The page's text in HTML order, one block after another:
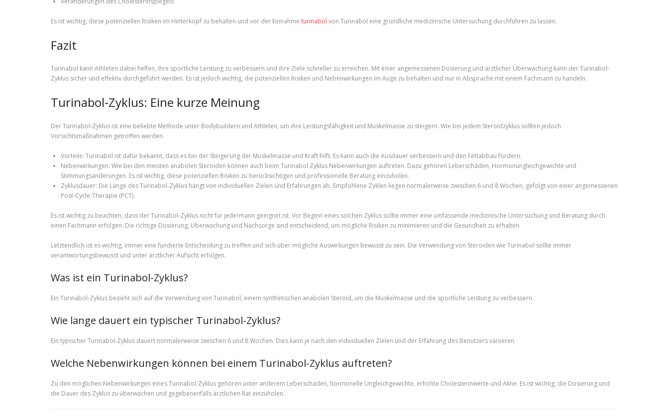
Es ist wichtig, diese potenziellen Risiken im Hinterkopf zu behalten und vor der Einnahme turinabol von Turinabol eine gründliche medizinische Untersuchung durchführen zu lassen.
Fazit
Turinabol kann Athleten dabei helfen, ihre sportliche Leistung zu verbessern und ihre Ziele schneller zu erreichen. Mit einer angemessenen Dosierung und ärztlicher Überwachung kann der Turinabol-
Zyklus sicher und effektiv durchgeführt werden. Es ist jedoch wichtig, die potenziellen Risiken und Nebenwirkungen im Auge zu behalten und nur in Absprache mit einem Fachmann zu handeln.
Turinabol-Zyklus: Eine kurze Meinung
Der Turinabol-Zyklus ist eine beliebte Methode unter Bodybuildern und Athleten, um ihre Leistungsfähigkeit und Muskelmasse zu steigern. Wie bei jedem Steroidzyklus sollten jedoch
Vorsichtsmaßnahmen getroffen werden.
Vorteile: Turinabol ist dafür bekannt, dass es bei der Steigerung der Muskelmasse und Kraft hilft. Es kann auch die Ausdauer verbessern und den Fettabbau fördern.
Nebenwirkungen: Wie bei den meisten anabolen Steroiden können auch beim Turinabol Zyklus Nebenwirkungen auftreten. Dazu gehören Leberschäden, Hormonungleichgewichte und
Stimmungsänderungen. Es ist wichtig, diese potenziellen Risiken zu berücksichtigen und professionelle Beratung einzuholen.
Zyklusdauer: Die Länge des Turinabol-Zyklus hängt von individuellen Zielen und Erfahrungen ab. Empfohlene Zyklen liegen normalerweise zwischen 6 und 8 Wochen, gefolgt von einer angemessenen
Post-Cycle-Therapie (PCT).
Es ist wichtig zu beachten, dass der Turinabol-Zyklus nicht für jedermann geeignet ist. Vor Beginn eines solchen Zyklus sollte immer eine umfassende medizinische Untersuchung und Beratung durch
einen Fachmann erfolgen. Die richtige Dosierung, Überwachung und Nachsorge sind entscheidend, um mögliche Risiken zu minimieren und die Gesundheit zu erhalten.
Letztendlich ist es wichtig, immer eine fundierte Entscheidung zu treffen und sich über mögliche Auswirkungen bewusst zu sein. Die Verwendung von Steroiden wie Turinabol sollte immer
verantwortungsbewusst und unter ärztlicher Aufsicht erfolgen.
Was ist ein Turinabol-Zyklus?
Ein Turinabol-Zyklus bezieht sich auf die Verwendung von Turinabol, einem synthetischen anabolen Steroid, um die Muskelmasse und die sportliche Leistung zu verbessern.
Wie lange dauert ein typischer Turinabol-Zyklus?
Ein typischer Turinabol-Zyklus dauert normalerweise zwischen 6 und 8 Wochen. Dies kann je nach den individuellen Zielen und der Erfahrung des Benutzers variieren.
Welche Nebenwirkungen können bei einem Turinabol-Zyklus auftreten?
Zu den möglichen Nebenwirkungen eines Turinabol-Zyklus gehören unter anderem Leberschäden, hormonelle Ungleichgewichte, erhöhte Cholesterinwerte und Akne. Es ist wichtig, die Dosierung und
die Dauer des Zyklus zu überwachen und gegebenenfalls ärztlichen Rat einzuholen.